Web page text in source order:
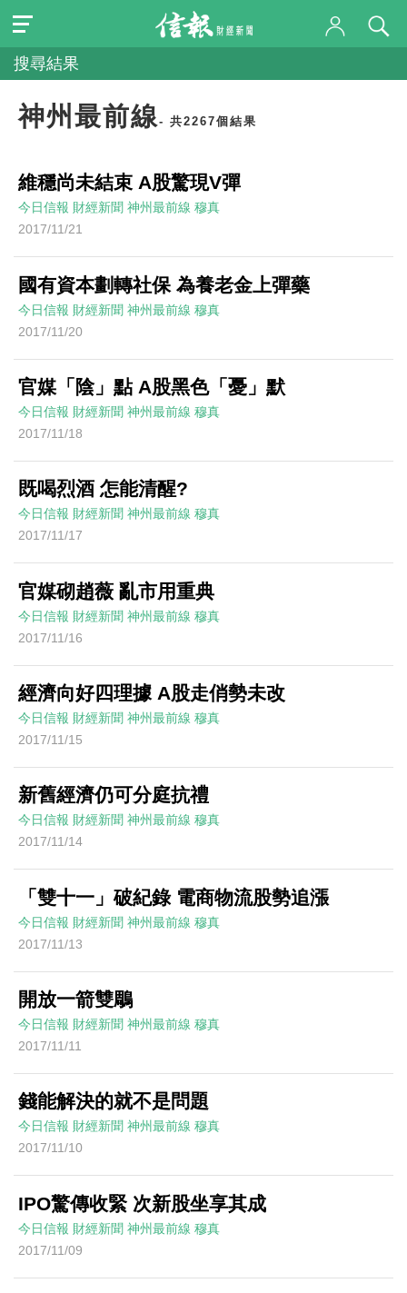
搜尋結果
神州最前線 - 共2267個結果
維穩尚未結束 A股驚現V彈
今日信報 財經新聞 神州最前線 穆真
2017/11/21
國有資本劃轉社保 為養老金上彈藥
今日信報 財經新聞 神州最前線 穆真
2017/11/20
官媒「陰」點 A股黑色「憂」默
今日信報 財經新聞 神州最前線 穆真
2017/11/18
既喝烈酒 怎能清醒?
今日信報 財經新聞 神州最前線 穆真
2017/11/17
官媒砌趙薇 亂市用重典
今日信報 財經新聞 神州最前線 穆真
2017/11/16
經濟向好四理據 A股走俏勢未改
今日信報 財經新聞 神州最前線 穆真
2017/11/15
新舊經濟仍可分庭抗禮
今日信報 財經新聞 神州最前線 穆真
2017/11/14
「雙十一」破紀錄 電商物流股勢追漲
今日信報 財經新聞 神州最前線 穆真
2017/11/13
開放一箭雙鵰
今日信報 財經新聞 神州最前線 穆真
2017/11/11
錢能解決的就不是問題
今日信報 財經新聞 神州最前線 穆真
2017/11/10
IPO驚傳收緊 次新股坐享其成
今日信報 財經新聞 神州最前線 穆真
2017/11/09